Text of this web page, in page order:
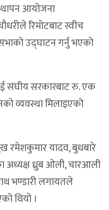
आयोजना
रिमोटबाट स्वीच
उद्घाटन गर्नु भएको
संघीय सरकारबाट रु. एक
व्यवस्था मिलाइएको
रमेशकुमार यादव, बुधबारे
अध्यक्ष ध्रुब ओली, चारआली
भण्डारी लगायतले
थियो ।